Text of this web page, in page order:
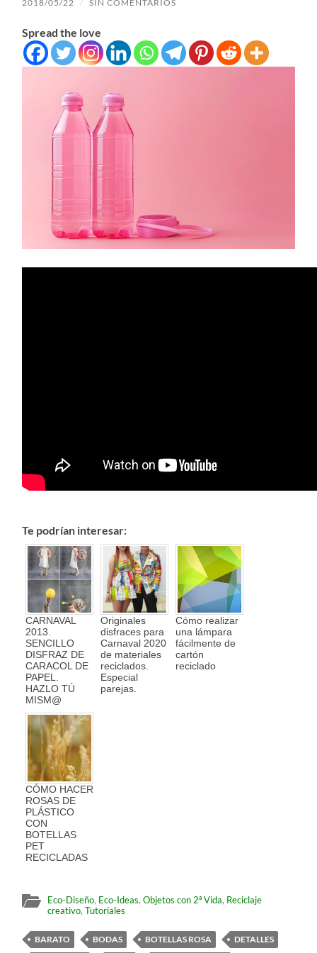
2018/05/22 / SIN COMENTARIOS
Spread the love
Te podrían interesar:
CARNAVAL
2013.
SENCILLO
DISFRAZ DE
CARACOL DE
PAPEL.
HAZLO TÚ
MISM@
Originales
disfraces para
Carnaval 2020
de materiales
reciclados.
Especial
parejas.
Cómo realizar
una lámpara
fácilmente de
cartón
reciclado
CÓMO HACER
ROSAS DE
PLÁSTICO
CON
BOTELLAS
PET
RECICLADAS
Eco-Diseño, Eco-Ideas,Objetos con 2ª Vida, Reciclaje
creativo,Tutoriales
BARATO BODAS BOTELLAS ROSA DETALLES